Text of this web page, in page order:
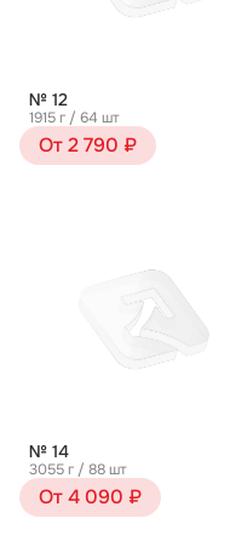
№ 12
1915 г / 64 шт
От 2 790 ₽
№ 14
3055 г / 88 шт
От 4 090 ₽